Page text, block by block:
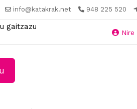
info@katakrak.net 948 225 520
gaitzazu